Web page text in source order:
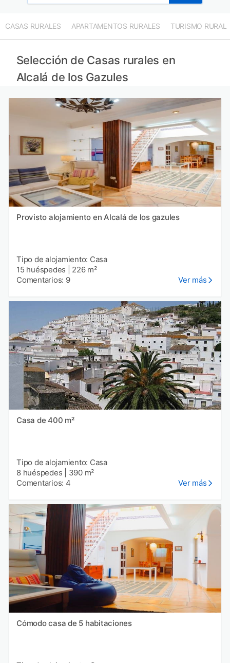
CASAS RURALES APARTAMENTOS RURALES TURISMO RURAL
Selección de Casas rurales en
Alcalá de los Gazules
Provisto alojamiento en Alcalá de los gazules
Tipo de alojamiento: Casa
15 huéspedes
226 m²
Comentarios: 9
Ver más
Casa de 400 m²
Tipo de alojamiento: Casa
8 huéspedes
390 m²
Comentarios: 4
Ver más
Cómodo casa de 5 habitaciones